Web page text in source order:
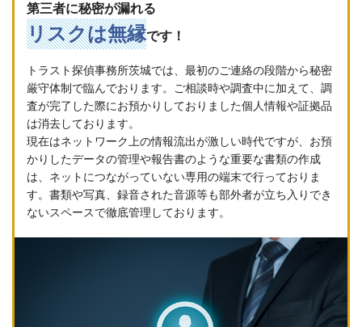
第三者に秘密が漏れる
リスクは無縁です！
トラスト探偵事務所茨城では、最初のご連絡の段階から秘密
厳守体制で臨んでおります。ご相談時や調査中に加えて、調
査が完了した際にお預かりしておりました個人情報や証拠品
は消去しております。
現在はネットワーク上の情報流出が激しい時代ですが、お預
かりしたデータの管理や報告書のような重要な書類の作成
は、ネットにつながっていない専用の端末で行っておりま
す。書類や写真、録音された音源等も部外者が立ち入りでき
ないスペースで徹底管理しております。